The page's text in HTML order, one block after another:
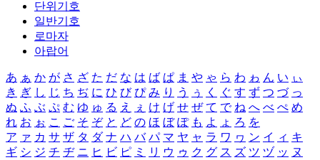
단위기호
일반기호
로마자
아랍어
あ ぁ か が さ ざ た だ な は ば ぱ ま や ゃ ら わ ゎ ん い ぃ
き ぎ し じ ち ぢ に ひ び ぴ み り う ぅ く ぐ す ず つ づ っ
ぬ ふ ぶ ぷ む ゆ ゅ る え ぇ け げ せ ぜ て で ね へ べ ぺ め
れ お ぉ こ ご そ ぞ と ど の ほ ぼ ぽ も よ ょ ろ を
ア ァ カ サ ザ タ ダ ナ ハ バ パ マ ヤ ャ ラ ワ ヮ ン イ ィ キ
ギ シ ジ チ ヂ ニ ヒ ビ ピ ミ リ ウ ゥ ク グ ス ズ ツ ヅ ッ ヌ